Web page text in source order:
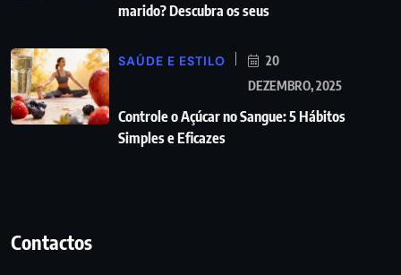
marido? Descubra os seus
SAÚDE E ESTILO
20
DEZEMBRO, 2025
Controle o Açúcar no Sangue: 5 Hábitos
Simples e Eficazes
Contactos